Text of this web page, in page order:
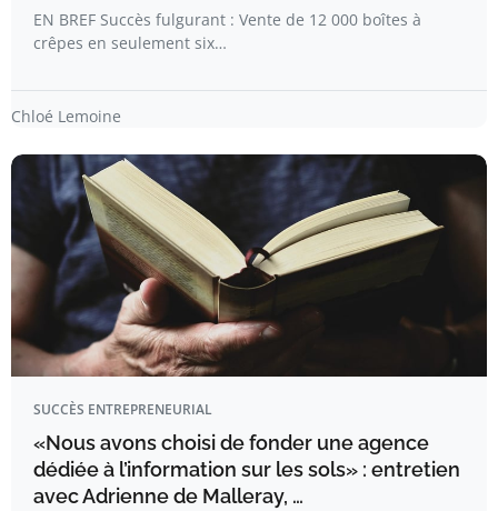
EN BREF Succès fulgurant : Vente de 12 000 boîtes à
crêpes en seulement six…
Chloé Lemoine
SUCCÈS ENTREPRENEURIAL
«Nous avons choisi de fonder une agence
dédiée à l’information sur les sols» : entretien
avec Adrienne de Malleray, …